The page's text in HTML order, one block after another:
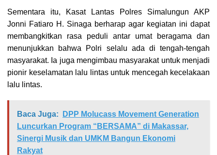
Sementara itu, Kasat Lantas Polres Simalungun AKP
Jonni Fatiaro H. Sinaga berharap agar kegiatan ini dapat
membangkitkan rasa peduli antar umat beragama dan
menunjukkan bahwa Polri selalu ada di tengah-tengah
masyarakat. Ia juga mengimbau masyarakat untuk menjadi
pionir keselamatan lalu lintas untuk mencegah kecelakaan
lalu lintas.
Baca Juga:
DPP Molucass Movement Generation
Luncurkan Program “BERSAMA” di Makassar,
Sinergi Musik dan UMKM Bangun Ekonomi
Rakyat